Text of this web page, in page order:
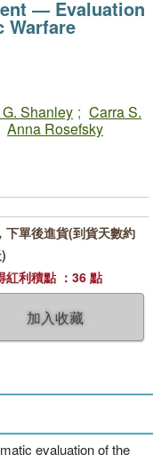
― Evaluation
Warfare
Shanley ; Carra S.
Anna Rosefsky
加入收藏
下單後進貨(到貨天數約
紅利積點 ：36 點
evaluation of the